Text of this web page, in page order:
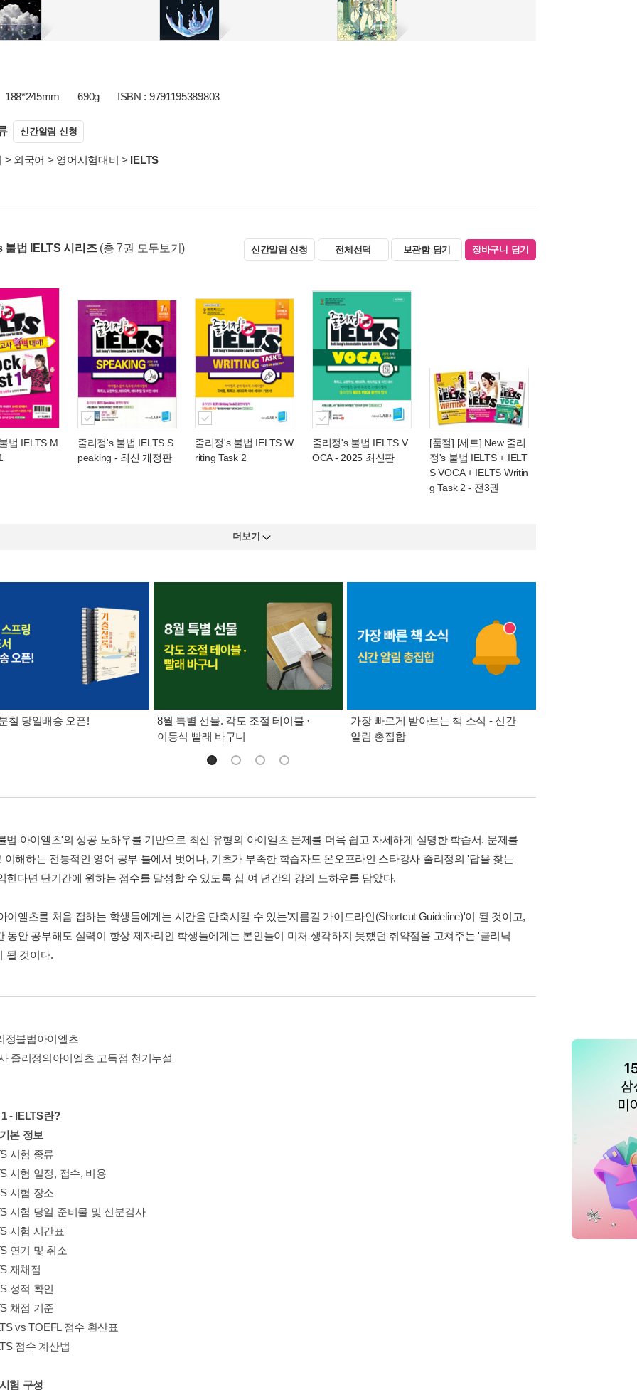
188*245mm 690g ISBN : 9791195389803
신간알림 신청
> 외국어 > 영어시험대비 > IELTS
불법 IELTS 시리즈 (총 7권 모두보기) 신간알림 신청 전체선택 보관함 담기 장바구니 담기
법 IELTS M
줄리정's 불법 IELTS S
peaking - 최신 개정판
줄리정's 불법 IELTS W
riting Task 2
줄리정's 불법 IELTS V
OCA- 2025 최신판
[품절] [세트] New 줄리
정's 불법 IELTS + IELT
S VOCA + IELTS Writin
g Task 2 - 전3권
더보기
철 당일배송 오픈!
8월 특별 선물. 각도 조절 테이블 ·
이동식 빨래 바구니
가장 빠르게 받아보는 책 소식 - 신간
알림 총집합
법 아이엘츠'의 성공 노하우를 기반으로 최신 유형의 아이엘츠 문제를 더욱 쉽고 자세하게 설명한 학습서. 문제를
이해하는 전통적인 영어 공부 틀에서 벗어나, 기초가 부족한 학습자도 온오프라인 스타강사 줄리정의 '답을 찾는
힌다면 단기간에 원하는 점수를 달성할 수 있도록 십 여 년간의 강의 노하우를 담았다.
이엘츠를 처음 접하는 학생들에게는 시간을 단축시킬 수 있는'지름길 가이드라인(Shortcut Guideline)'이 될 것이고,
동안 공부해도 실력이 항상 제자리인 학생들에게는 본인들이 미처 생각하지 못했던 취약점을 고쳐주는 '클리닉
될 것이다.
정불법아이엘츠
줄리정의아이엘츠 고득점 천기누설
- IELTS란?
본 정보
시험 종류
시험 일정, 접수, 비용
시험 장소
시험 당일 준비물 및 신분검사
시험 시간표
연기 및 취소
재채점
성적 확인
채점 기준
vs TOEFL 점수 환산표
점수 계산법
험 구성